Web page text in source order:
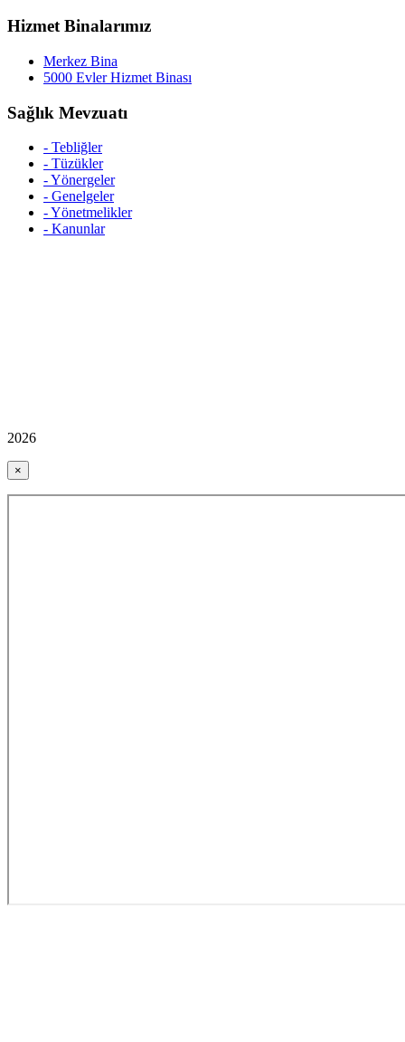
Hizmet Binalarımız
Merkez Bina
5000 Evler Hizmet Binası
Sağlık Mevzuatı
- Tebliğler
- Tüzükler
- Yönergeler
- Genelgeler
- Yönetmelikler
- Kanunlar
2026
×